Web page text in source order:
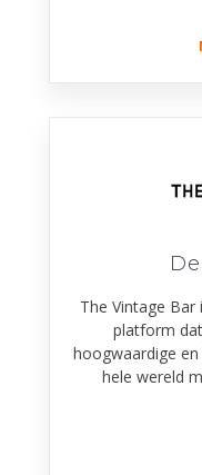
The Vintage
platform
hoogwaardige
hele wereld